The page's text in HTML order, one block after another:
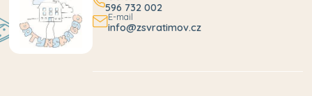
596 732 002
E-mail
info@zsvratimov.cz